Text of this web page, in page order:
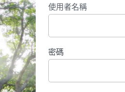
使用者名稱
密碼